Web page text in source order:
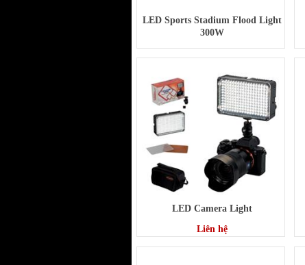
LED Sports Stadium Flood Light
300W
LED Camera Light
Liên hệ